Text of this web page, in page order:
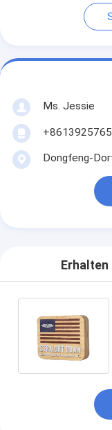
Ms. Jessie
Dongfeng-
Erhalten